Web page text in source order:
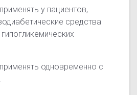
у пациентов,
средства
одновременно с